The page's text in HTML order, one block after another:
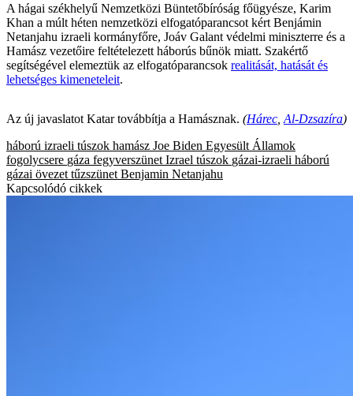
A hágai székhelyű Nemzetközi Büntetőbíróság főügyésze, Karim
Khan a múlt héten nemzetközi elfogatóparancsot kért Benjámin
Netanjahu izraeli kormányfőre, Joáv Galant védelmi miniszterre és a
Hamász vezetőire feltételezett háborús bűnök miatt. Szakértő
segítségével elemeztük az elfogatóparancsok realitását, hatását és
lehetséges kimeneteleit.
Az új javaslatot Katar továbbítja a Hamásznak. (Hárec Al-Dzsazíra)
háború izraeli túszok hamász Joe Biden Egyesült Államok
fogolycsere gáza fegyverszünet Izrael túszok gázai-izraeli háború
gázai övezet tűzszünet Benjamin Netanjahu
Kapcsolódó cikkek